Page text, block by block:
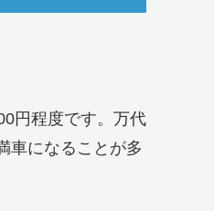
円程度です。万代
車になることが多